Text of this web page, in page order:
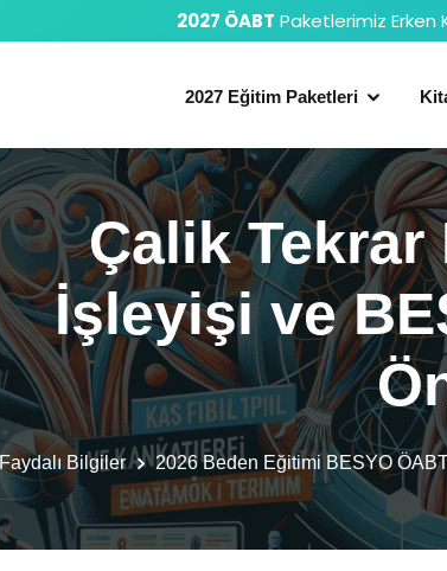
2027 ÖABT Paketlerimiz Erken
2027 Eğitim Paketleri
Çalik Tekrar
İşleyişi ve
Faydalı Bilgiler 2026 Beden Eğitimi BESYO